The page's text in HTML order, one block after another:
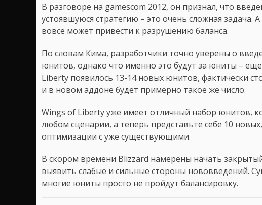
В разговоре на gamescom 2012, он признал, что
устоявшуюся стратегию – это очень сложная задача.
вовсе может привести к разрушению баланса.
По словам Кима, разработчики точно уверены о
юнитов, однако что именно это будут за юниты –
Liberty появилось 13-14 новых юнитов, фактически
и в новом аддоне будет примерно такое же число.
Wings of Liberty уже имеет отличный набор юнитов,
любом сценарии, а теперь представьте себе 10
оптимизации с уже существующими.
В скором времени Blizzard намерены начать
выявить слабые и сильные стороны нововведений.
многие юниты просто не пройдут балансировку.